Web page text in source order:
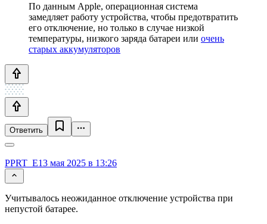
По данным Apple, операционная система
замедляет работу устройства, чтобы предотвратить
его отключение, но только в случае низкой
температуры, низкого заряда батареи или очень
старых аккумуляторов
Ответить
PPRT_E13 мая 2025 в 13:26
Учитывалось неожиданное отключение устройства при
непустой батарее.